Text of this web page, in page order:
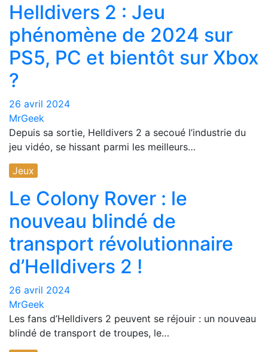
Helldivers 2 : Jeu
phénomène de 2024 sur
PS5, PC et bientôt sur Xbox
?
26 avril 2024
MrGeek
Depuis sa sortie, Helldivers 2 a secoué l’industrie du
jeu vidéo, se hissant parmi les meilleurs…
Jeux
Le Colony Rover : le
nouveau blindé de
transport révolutionnaire
d’Helldivers 2 !
26 avril 2024
MrGeek
Les fans d’Helldivers 2 peuvent se réjouir : un nouveau
blindé de transport de troupes, le…